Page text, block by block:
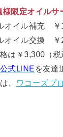
限定オイルサ
オイル補充 ￥
オイル交換
は￥3,300（税
式LINE を友達
、
ワコーズプ